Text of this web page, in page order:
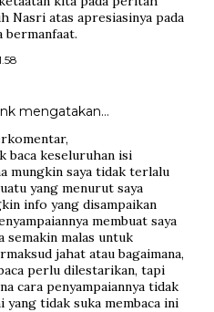
Nasri atas apresiasinya pada
bermanfaat.
mengatakan…
baca keseluruhan isi
mungkin saya tidak terlalu
yang menurut saya
info yang disampaikan
membuat saya
semakin malas untuk
jahat atau bagaimana,
perlu dilestarikan, tapi
cara penyampaiannya tidak
yang tidak suka membaca ini